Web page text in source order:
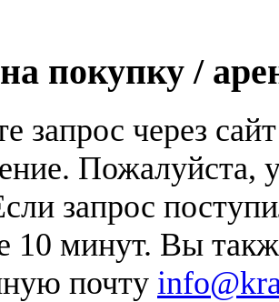
покупку /
запрос через
Пожалуйста,
запрос
10 минут. Вы
почту